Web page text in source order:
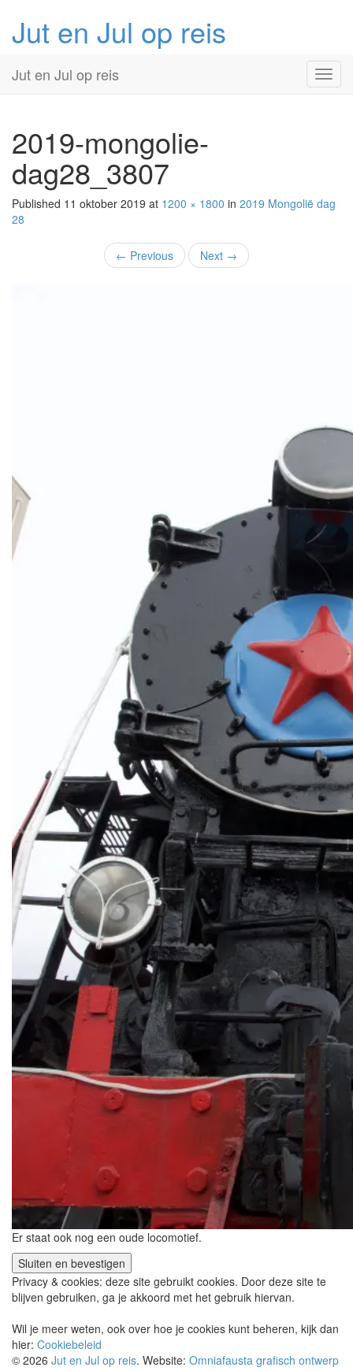
Jut en Jul op reis
Primary
Menu
content
Jut en Jul op reis
2019-mongolie-
dag28_3807
Published 11 oktober 2019 at 1200 × 1800 in 2019 Mongolië dag
28
← Previous Next →
Er staat ook nog een oude locomotief.
Privacy & cookies: deze site gebruikt cookies. Door deze site te
blijven gebruiken, ga je akkoord met het gebruik hiervan.
Wil je meer weten, ook over hoe je cookies kunt beheren, kijk dan
hier: Cookiebeleid
© 2026 Jut en Jul op reis. Website: Omniafausta grafisch ontwerp